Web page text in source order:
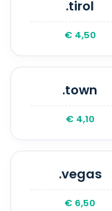
.tirol
€ 4,50
.town
€ 4,10
.vegas
€ 6,50